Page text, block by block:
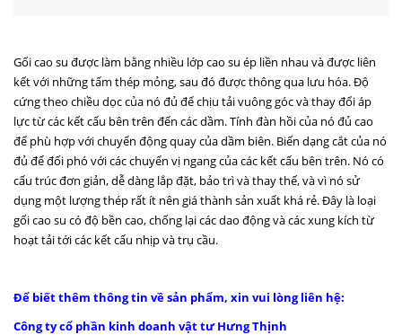
Gối cao su được làm bằng nhiều lớp cao su ép liền nhau và được liên
kết với những tấm thép mỏng, sau đó được thông qua lưu hóa. Độ
cứng theo chiều dọc của nó đủ để chịu tải vuông góc và thay đổi áp
lực từ các kết cấu bên trên đến các dầm. Tính đàn hồi của nó đủ cao
để phù hợp với chuyển động quay của dầm biên. Biến dạng cắt của nó
đủ để đối phó với các chuyển vị ngang của các kết cấu bên trên. Nó có
cấu trúc đơn giản, dễ dàng lắp đặt, bảo trì và thay thế, và vì nó sử
dụng một lượng thép rất ít nên giá thành sản xuất khá rẻ. Đây là loại
gối cao su có độ bền cao, chống lại các dao động và các xung kích từ
hoạt tải tới các kết cấu nhịp và trụ cầu.
Để biết thêm thông tin về sản phẩm, xin vui lòng liên hệ:
Công ty cổ phần kinh doanh vật tư Hưng Thịnh